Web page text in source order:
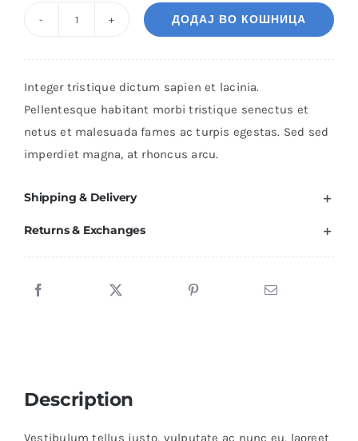
Stripe
Tee
количина
ДОДАЈ ВО КОШНИЦА
Integer tristique dictum sapien et lacinia.
Pellentesque habitant morbi tristique senectus et
netus et malesuada fames ac turpis egestas. Sed sed
imperdiet magna, at rhoncus arcu.
Shipping & Delivery
Returns & Exchanges
Description
Vestibulum tellus justo, vulputate ac nunc eu, laoreet